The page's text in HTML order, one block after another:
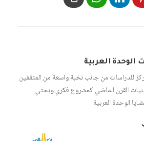
الوحدة العربية
للدراسات من جانب نخبة واسعة من المثقفين
القرن الماضي كمشروع فكري وبحثي
الوحدة العربية